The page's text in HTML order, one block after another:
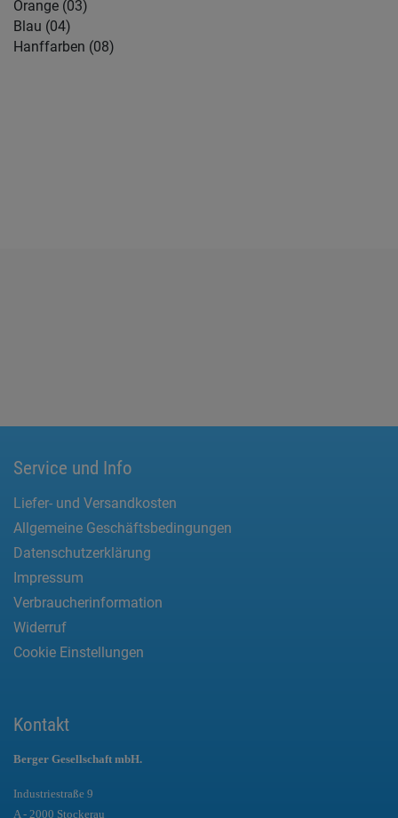
Orange (03)
Blau (04)
Hanffarben (08)
Service und Info
Liefer- und Versandkosten
Allgemeine Geschäftsbedingungen
Datenschutzerklärung
Impressum
Verbraucherinformation
Widerruf
Cookie Einstellungen
Kontakt
Berger Gesellschaft mbH.
Industriestraße 9
A - 2000 Stockerau